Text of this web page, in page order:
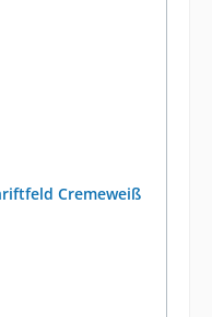
Cremeweiß